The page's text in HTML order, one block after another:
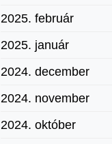
2025. február
2025. január
2024. december
2024. november
2024. október